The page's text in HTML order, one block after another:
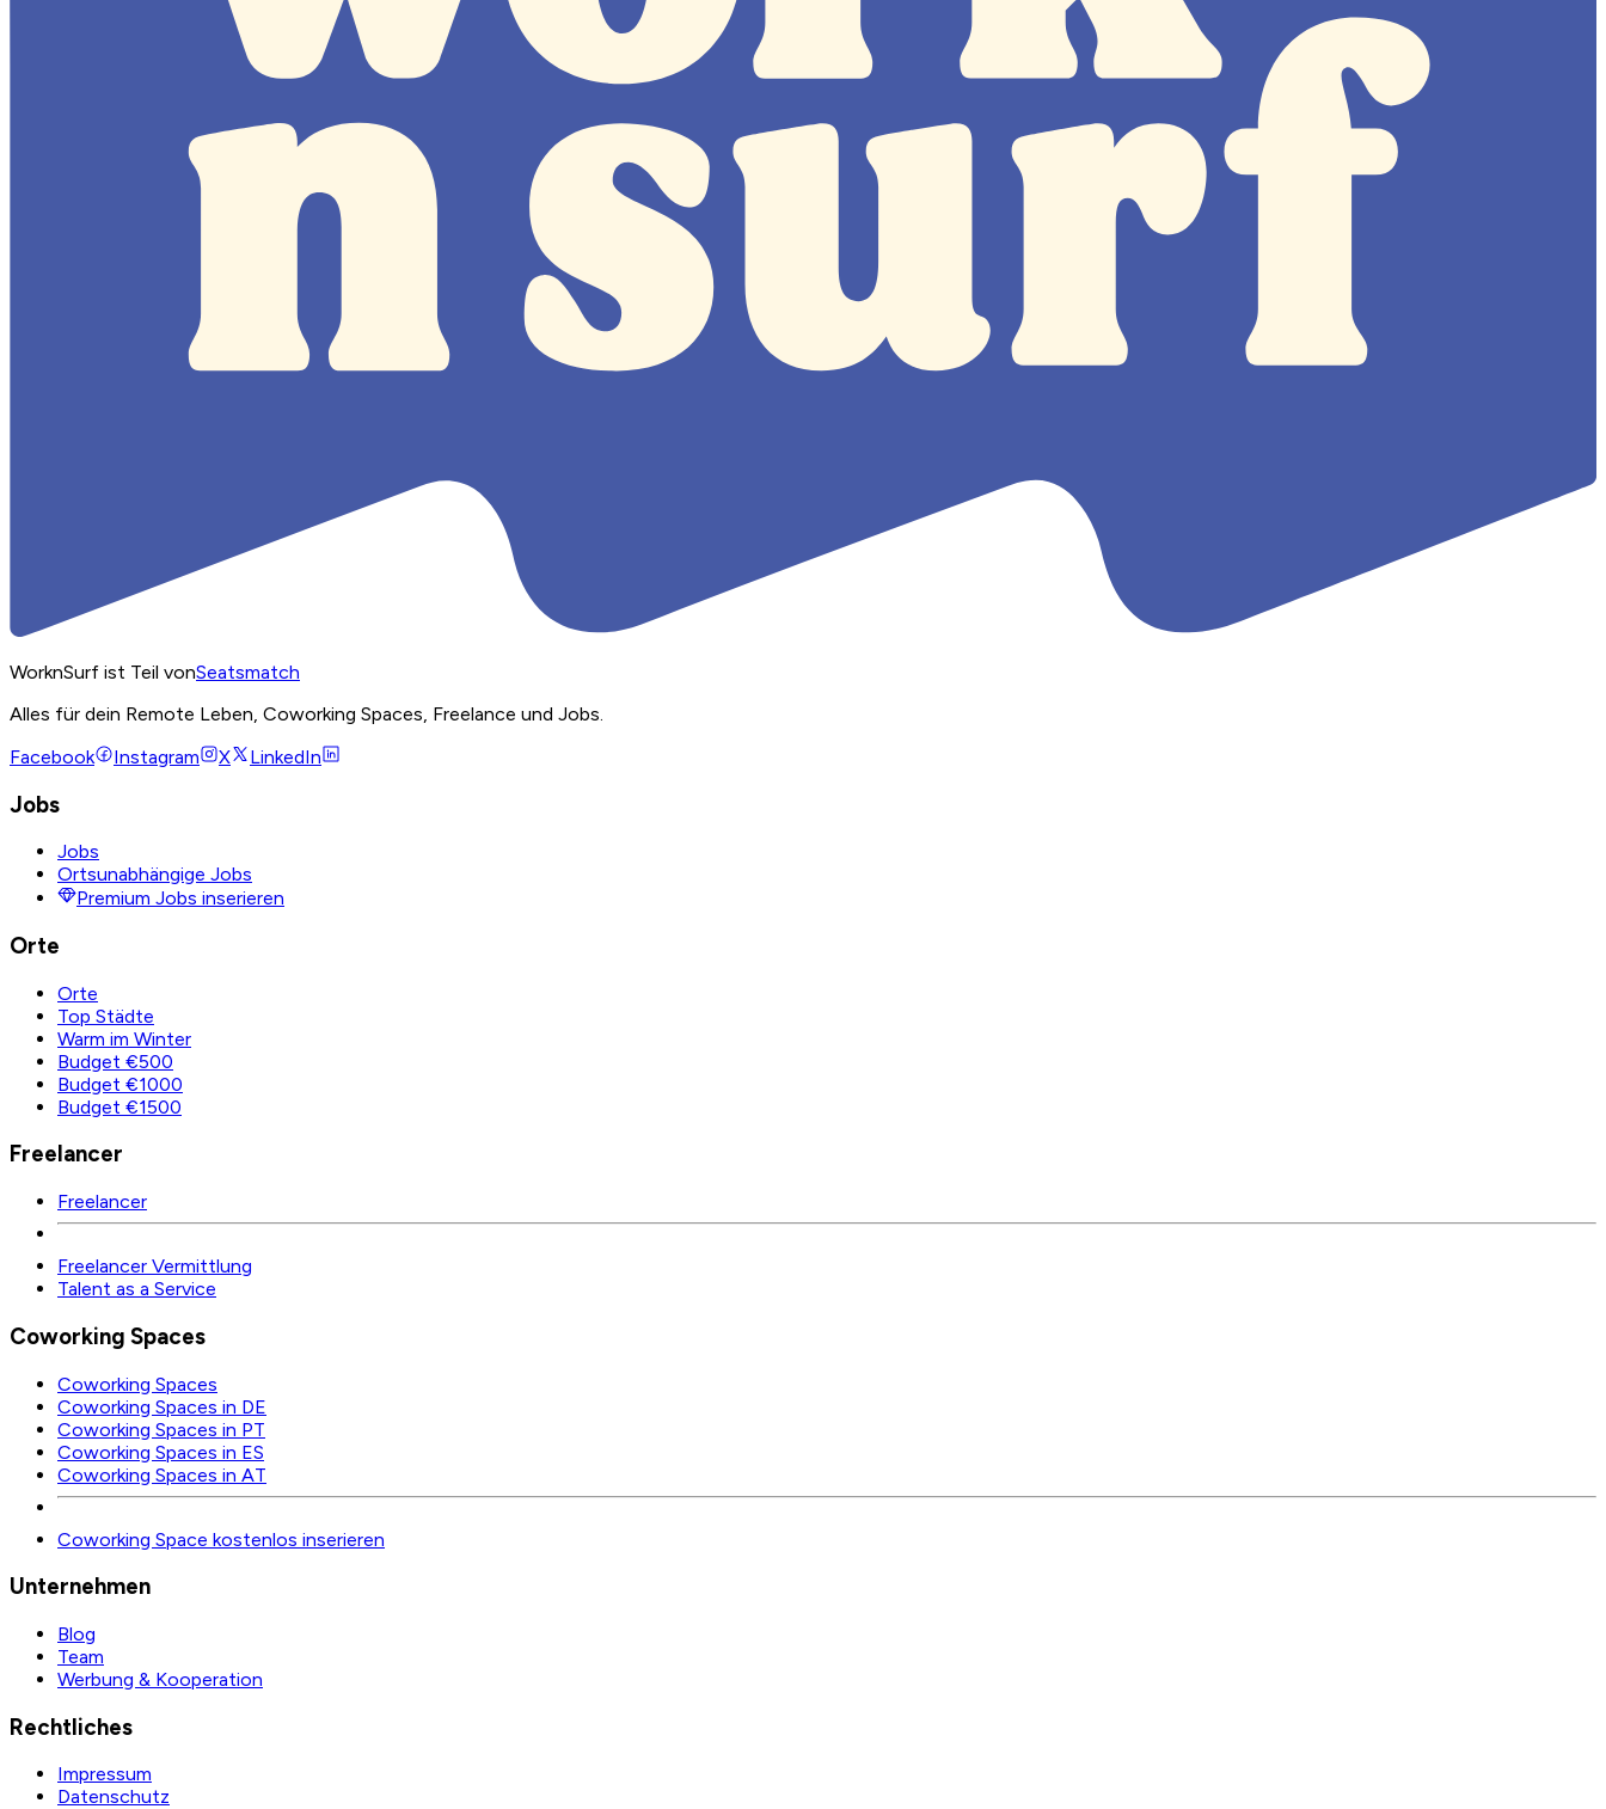
WorknSurf ist Teil vonSeatsmatch
Alles für dein Remote Leben, Coworking Spaces, Freelance und Jobs.
Facebook
Instagram X LinkedIn
Jobs
Jobs
Ortsunabhängige Jobs
Premium Jobs inserieren
Orte
Orte
Top Städte
Warm im Winter
Budget €500
Budget €1000
Budget €1500
Freelancer
Freelancer
Freelancer Vermittlung
Talent as a Service
Coworking Spaces
Coworking Spaces
Coworking Spaces in DE
Coworking Spaces in PT
Coworking Spaces in ES
Coworking Spaces in AT
Coworking Space kostenlos inserieren
Unternehmen
Blog
Team
Werbung & Kooperation
Rechtliches
Impressum
Datenschutz